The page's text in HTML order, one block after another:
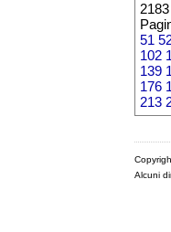
51
102
139
176
213
Alcuni